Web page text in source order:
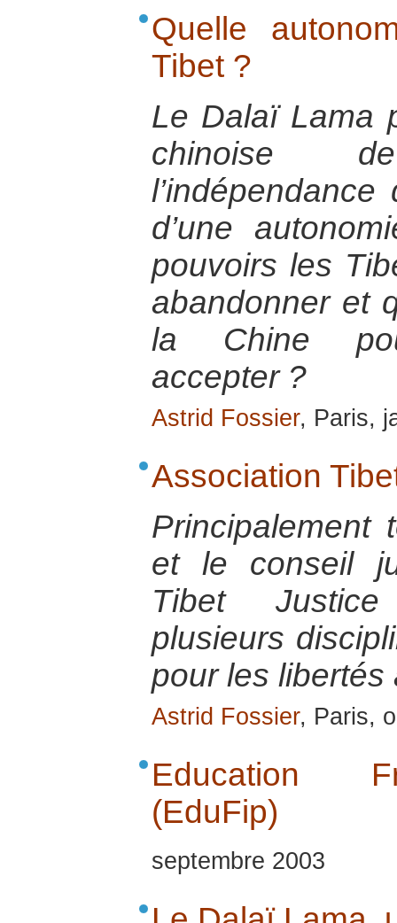
Quelle
Tibet ?
Le Dalaï Lama
chinoise
d’une
pouvoirs les
abandonner et
la Chine
accepter ?
Astrid Fossier, Paris,
Association
Principalement
et le conseil
Tibet
plusieurs
pour les libertés
Astrid Fossier, Paris,
Education
(EduFip)
septembre 2003